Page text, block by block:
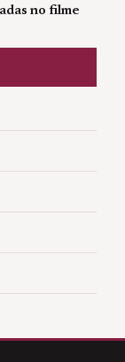
no filme